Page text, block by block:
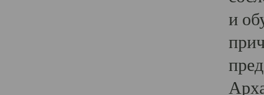
и